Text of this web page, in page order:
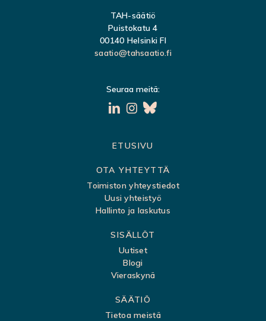
TAH-säätiö
Puistokatu 4
00140 Helsinki FI
saatio@tahsaatio.fi
Seuraa meitä:
ETUSIVU
OTA YHTEYTTÄ
Toimiston yhteystiedot
Uusi yhteistyö
Hallinto ja laskutus
SISÄLLÖT
Uutiset
Blogi
Vieraskynä
SÄÄTIÖ
Tietoa meistä